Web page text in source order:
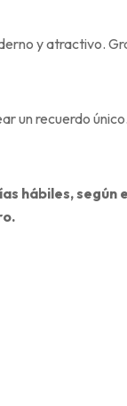
y atractivo.
un recuerdo
hábiles, según